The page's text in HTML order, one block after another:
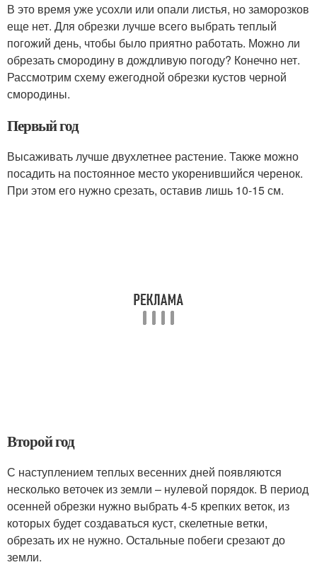
В это время уже усохли или опали листья, но заморозков
еще нет. Для обрезки лучше всего выбрать теплый
погожий день, чтобы было приятно работать. Можно ли
обрезать смородину в дождливую погоду? Конечно нет.
Рассмотрим схему ежегодной обрезки кустов черной
смородины.
Первый год
Высаживать лучше двухлетнее растение. Также можно
посадить на постоянное место укоренившийся черенок.
При этом его нужно срезать, оставив лишь 10-15 см.
Второй год
С наступлением теплых весенних дней появляются
несколько веточек из земли – нулевой порядок. В период
осенней обрезки нужно выбрать 4-5 крепких веток, из
которых будет создаваться куст, скелетные ветки,
обрезать их не нужно. Остальные побеги срезают до
земли.